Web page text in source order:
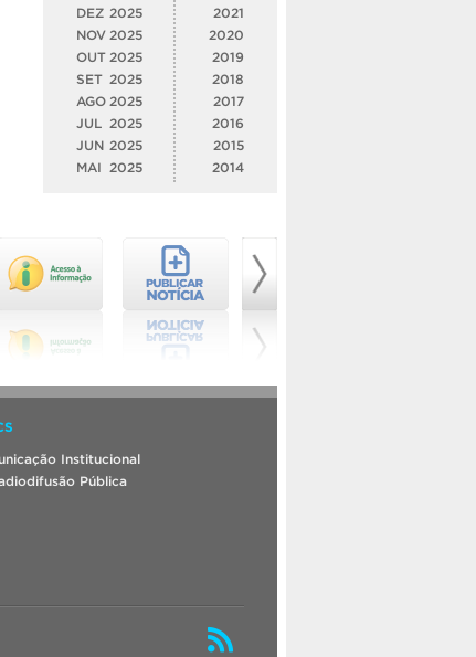
DEZ 2025
NOV 2025
OUT 2025
SET 2025
AGO 2025
JUL
2025
JUN 2025
MAI
2025
2021
2020
2019
2018
2017
2016
2015
2014
Institucional
Pública